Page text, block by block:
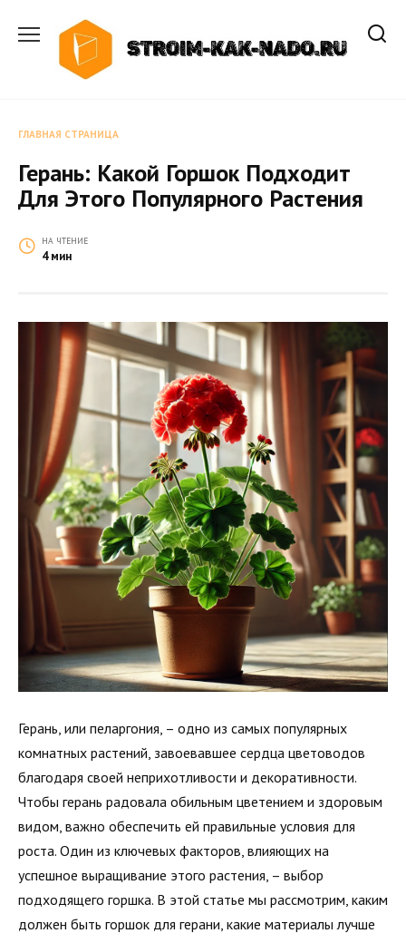
содержанию
ГЛАВНАЯ СТРАНИЦА
Герань: Какой Горшок Подходит
Для Этого Популярного Растения
НА ЧТЕНИЕ
4 мин
Герань, или пеларгония, – одно из самых популярных
комнатных растений, завоевавшее сердца цветоводов
благодаря своей неприхотливости и декоративности.
Чтобы герань радовала обильным цветением и здоровым
видом, важно обеспечить ей правильные условия для
роста. Один из ключевых факторов, влияющих на
успешное выращивание этого растения, – выбор
подходящего горшка. В этой статье мы рассмотрим, каким
должен быть горшок для герани, какие материалы лучше